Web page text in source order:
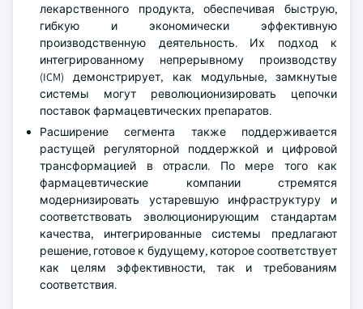
лекарственного продукта, обеспечивая быструю,
гибкую и экономически эффективную
производственную деятельность. Их подход к
интегрированному непрерывному производству
(ICM) демонстрирует, как модульные, замкнутые
системы могут революционизировать цепочки
поставок фармацевтических препаратов.
Расширение сегмента также поддерживается
растущей регуляторной поддержкой и цифровой
трансформацией в отрасли. По мере того как
фармацевтические компании стремятся
модернизировать устаревшую инфраструктуру и
соответствовать эволюционирующим стандартам
качества, интегрированные системы предлагают
решение, готовое к будущему, которое соответствует
как целям эффективности, так и требованиям
соответствия.